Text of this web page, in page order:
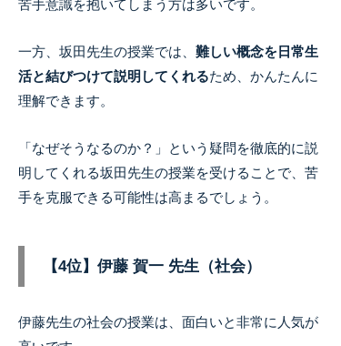
苦手意識を抱いてしまう方は多いです。
一方、坂田先生の授業では、 難しい概念を日常生
活と結びつけて説明してくれるため、かんたんに
理解できます。
「なぜそうなるのか？」という疑問を徹底的に説
明してくれる坂田先生の授業を受けることで、苦
手を克服できる可能性は高まるでしょう。
【4位】伊藤 賀一 先生（社会）
伊藤先生の社会の授業は、面白いと非常に人気が